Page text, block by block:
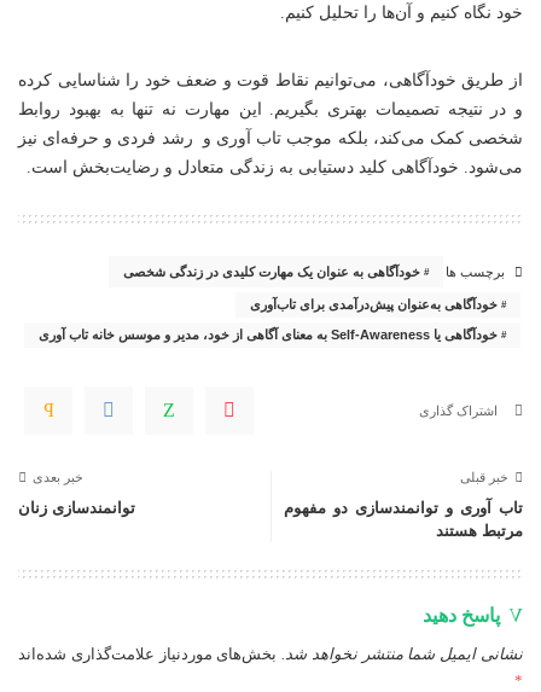
خود نگاه کنیم و آن‌ها را تحلیل کنیم.
از طریق خودآگاهی، می‌توانیم نقاط قوت و ضعف خود را شناسایی کرده
و در نتیجه تصمیمات بهتری بگیریم. این مهارت نه تنها به بهبود روابط
شخصی کمک می‌کند، بلکه موجب تاب آوری و رشد فردی و حرفه‌ای نیز
می‌شود. خودآگاهی کلید دستیابی به زندگی متعادل و رضایت‌بخش است.
برچسب ها خودآگاهی به عنوان یک مهارت کلیدی در زندگی شخصی
خودآگاهی به‌عنوان پیش‌درآمدی برای تاب‌آوری
خودآگاهی یا Self-Awareness به معنای آگاهی از خود، مدیر و موسس خانه تاب آوری
اشتراک گذاری
خبر قبلی
تاب آوری و توانمندسازی دو مفهوم
مرتبط هستند
خبر بعدی
توانمندسازی زنان
پاسخ دهید
نشانی ایمیل شما منتشر نخواهد شد. بخش‌های موردنیاز علامت‌گذاری شده‌اند
*